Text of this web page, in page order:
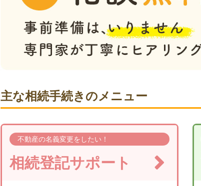
主な相続手続きのメニュー
不動産の名義変更をしたい！
相続登記サポート